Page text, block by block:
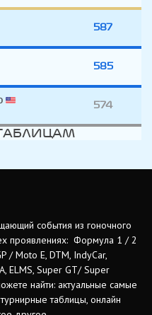
587
585
574
события из гоночного
проявлениях: Формула 1 / 2
/ Moto E, DTM, IndyCar,
ELMS, Super GT/ Super
найти: актуальные самые
таблицы, онлайн